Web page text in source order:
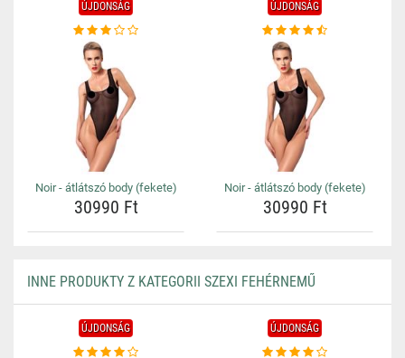
ÚJDONSÁG
Noir - átlátszó body (fekete)
30990 Ft
ÚJDONSÁG
Noir - átlátszó body (fekete)
30990 Ft
INNE PRODUKTY Z KATEGORII SZEXI FEHÉRNEMŰ
ÚJDONSÁG ÚJDONSÁG